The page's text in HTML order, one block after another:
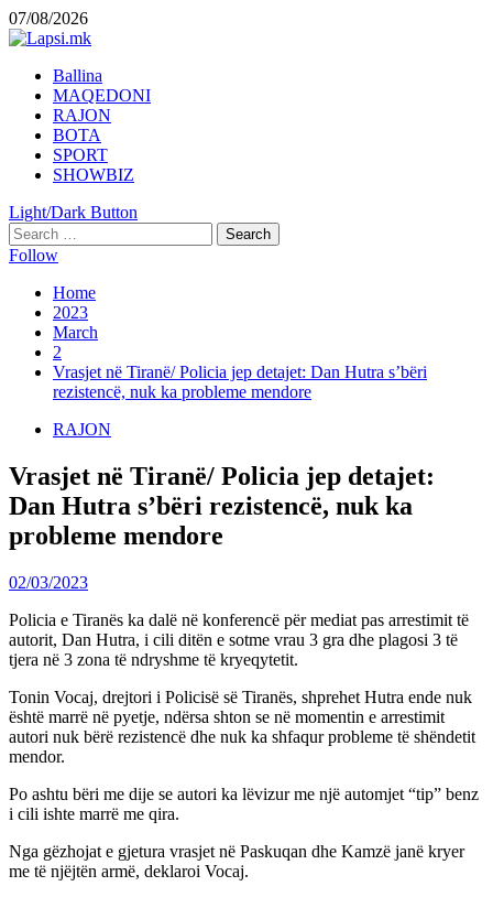
Skip
to
07/08/2026
Primary
Menu
Ballina
MAQEDONI
RAJON
BOTA
SPORT
SHOWBIZ
Light/Dark Button
Search
for:
Follow
Home
2023
March
2
Vrasjet në Tiranë/ Policia jep detajet: Dan Hutra s’bëri
rezistencë, nuk ka probleme mendore
RAJON
Vrasjet në Tiranë/ Policia jep detajet:
Dan Hutra s’bëri rezistencë, nuk ka
probleme mendore
02/03/2023
Policia e Tiranës ka dalë në konferencë për mediat pas arrestimit të
autorit, Dan Hutra, i cili ditën e sotme vrau 3 gra dhe plagosi 3 të
tjera në 3 zona të ndryshme të kryeqytetit.
Tonin Vocaj, drejtori i Policisë së Tiranës, shprehet Hutra ende nuk
është marrë në pyetje, ndërsa shton se në momentin e arrestimit
autori nuk bërë rezistencë dhe nuk ka shfaqur probleme të shëndetit
mendor.
Po ashtu bëri me dije se autori ka lëvizur me një automjet “tip” benz
i cili ishte marrë me qira.
Nga gëzhojat e gjetura vrasjet në Paskuqan dhe Kamzë janë kryer
me të njëjtën armë, deklaroi Vocaj.